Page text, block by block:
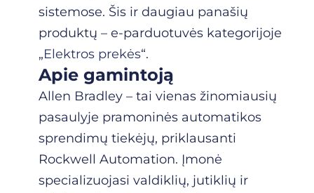
sistemose. Šis ir daugiau panašių
produktų – e-parduotuvės kategorijoje
„Elektros prekės“.
Apie gamintoją
Allen Bradley – tai vienas žinomiausių
pasaulyje pramoninės automatikos
sprendimų tiekėjų, priklausanti
Rockwell Automation. Įmonė
specializuojasi valdiklių, jutiklių ir